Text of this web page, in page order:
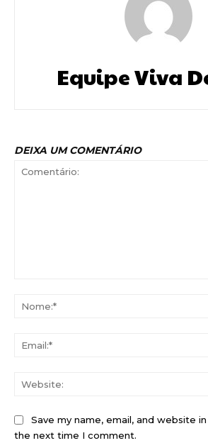
Equipe Viva
DEIXA UM COMENTÁRIO
Save my name, email, and website
the next time I comment.